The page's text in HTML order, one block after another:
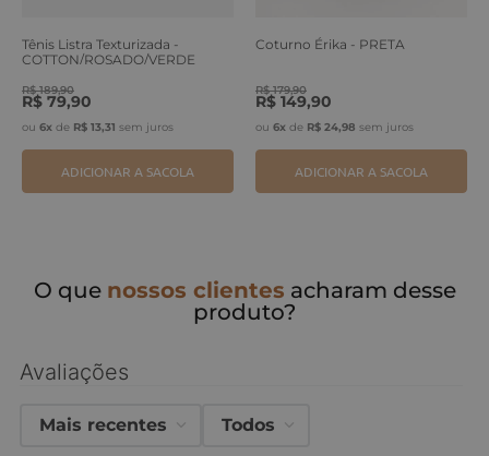
Tênis Listra Texturizada -
COTTON/ROSADO/VERDE
R$ 189,90
R$ 79,90
ou 6x de R$ 13,31 sem juros
ADICIONAR A SACOLA
Coturno Érika - PRETA
R$ 179,90
R$ 149,90
ou 6x de R$ 24,98 sem juros
ADICIONAR A SACOLA
O que nossos clientes acharam desse
produto?
Avaliações
Mais recentes Todos